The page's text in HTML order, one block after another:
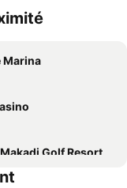
Marina
Golf Resort
Café Hurghada